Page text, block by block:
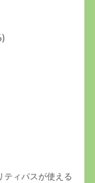
ティパスが使える